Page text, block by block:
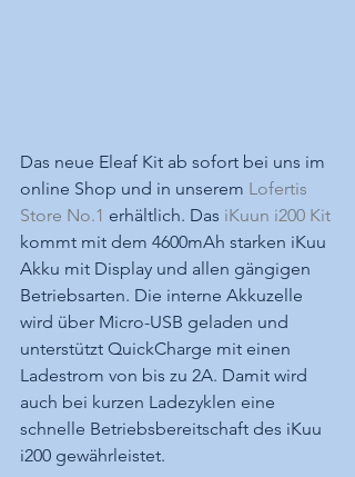
Das neue Eleaf Kit ab sofort bei uns im
online Shop und in unserem Lofertis
Store No.1 erhältlich. Das iKuun i200 Kit
kommt mit dem 4600mAh starken iKuu
Akku mit Display und allen gängigen
Betriebsarten. Die interne Akkuzelle
wird über Micro-USB geladen und
unterstützt QuickCharge mit einen
Ladestrom von bis zu 2A. Damit wird
auch bei kurzen Ladezyklen eine
schnelle Betriebsbereitschaft des iKuu
i200 gewährleistet.